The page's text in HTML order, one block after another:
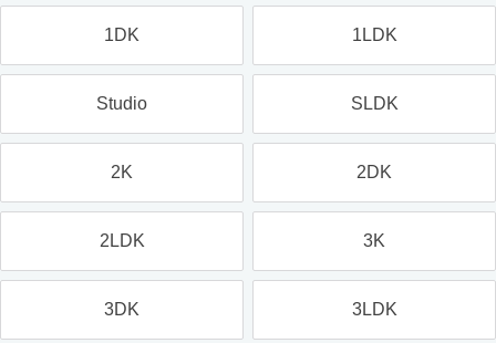
1DK 1LDK
Studio SLDK
2K 2DK
2LDK 3K
3DK 3LDK